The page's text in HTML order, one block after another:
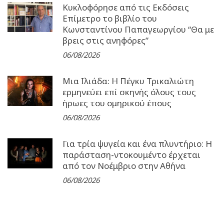
Κυκλοφόρησε από τις Εκδόσεις
Επίμετρο το βιβλίο του
Κωνσταντίνου Παπαγεωργίου “Θα με
βρεις στις ανηφόρες”
06/08/2026
Μια Ιλιάδα: H Πέγκυ Τρικαλιώτη
ερμηνεύει επί σκηνής όλους τους
ήρωες του ομηρικού έπους
06/08/2026
Για τρία ψυγεία και ένα πλυντήριο: Η
παράσταση-ντοκουμέντο έρχεται
από τον Νοέμβριο στην Αθήνα
06/08/2026